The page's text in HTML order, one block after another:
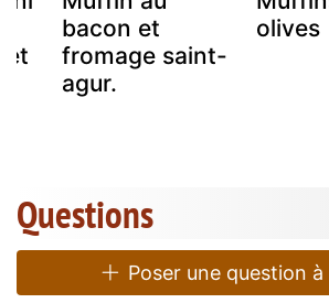
et
bacon et
fromage saint-
agur.
olives
Questions
Poser une question